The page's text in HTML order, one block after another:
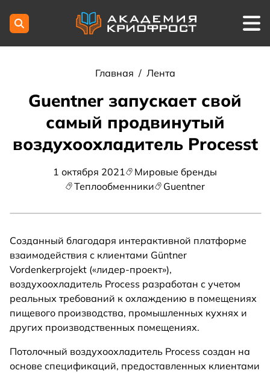
Главная / Лента
Guentner запускает свой
самый продвинутый
воздухоохладитель Рrocesst
1 октября 2021
Мировые бренды
Теплообменники
Guentner
Созданный благодаря интерактивной платформе
взаимодействия с клиентами Güntner
Vordenkerprojekt («лидер-проект»),
воздухоохладитель Process разработан с учетом
реальных требований к охлаждению в помещениях
пищевого производства, промышленных кухнях и
других производственных помещениях.
Потолочный воздухоохладитель Process создан на
основе спецификаций, предоставленных клиентами